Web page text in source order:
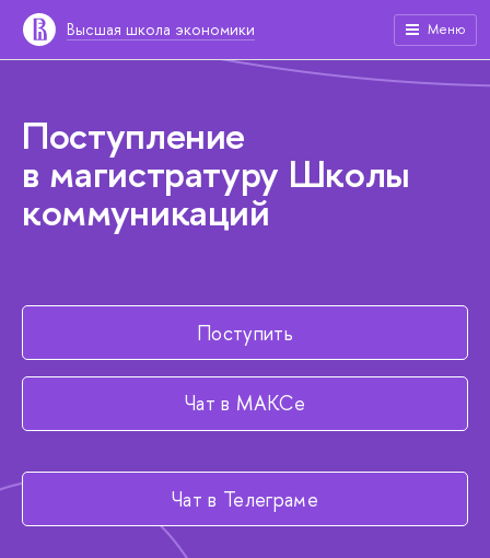
Высшая школа экономики Меню
Поступление
в магистратуру Школы
коммуникаций
Поступить
Чат в МАКСе
Чат в Телеграме